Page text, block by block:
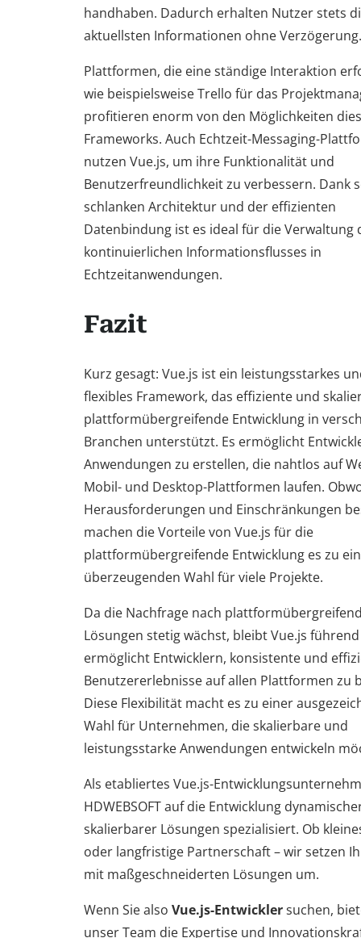
handhaben. Dadurch erhalten Nutzer stets
aktuellsten Informationen ohne Verzögerung.
Plattformen, die eine ständige Interaktion
wie beispielsweise Trello für das
profitieren enorm von den Möglichkeiten
Frameworks. Auch Echtzeit-Messaging-
nutzen Vue.js, um ihre Funktionalität und
Benutzerfreundlichkeit zu verbessern. Dank
schlanken Architektur und der effizienten
Datenbindung ist es ideal für die Verwaltung
kontinuierlichen Informationsflusses in
Echtzeitanwendungen.
Fazit
Kurz gesagt: Vue.js ist ein leistungsstarkes
flexibles Framework, das effiziente und
plattformübergreifende Entwicklung in
Branchen unterstützt. Es ermöglicht
Anwendungen zu erstellen, die nahtlos auf
Mobil- und Desktop-Plattformen laufen.
Herausforderungen und Einschränkungen
machen die Vorteile von Vue.js für die
plattformübergreifende Entwicklung es zu
überzeugenden Wahl für viele Projekte.
Da die Nachfrage nach
Lösungen stetig wächst, bleibt Vue.js
ermöglicht Entwicklern, konsistente und
Benutzererlebnisse auf allen Plattformen zu
Diese Flexibilität macht es zu einer
Wahl für Unternehmen, die skalierbare und
leistungsstarke Anwendungen entwickeln
Als etabliertes Vue.js-
HDWEBSOFT auf die Entwicklung
skalierbarer Lösungen spezialisiert. Ob
oder langfristige Partnerschaft – wir setzen
mit maßgeschneiderten Lösungen um.
Wenn Sie also Vue.js-Entwicklersuchen,
unser Team die Expertise und